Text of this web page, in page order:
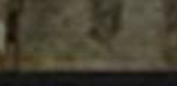
al
contenuto